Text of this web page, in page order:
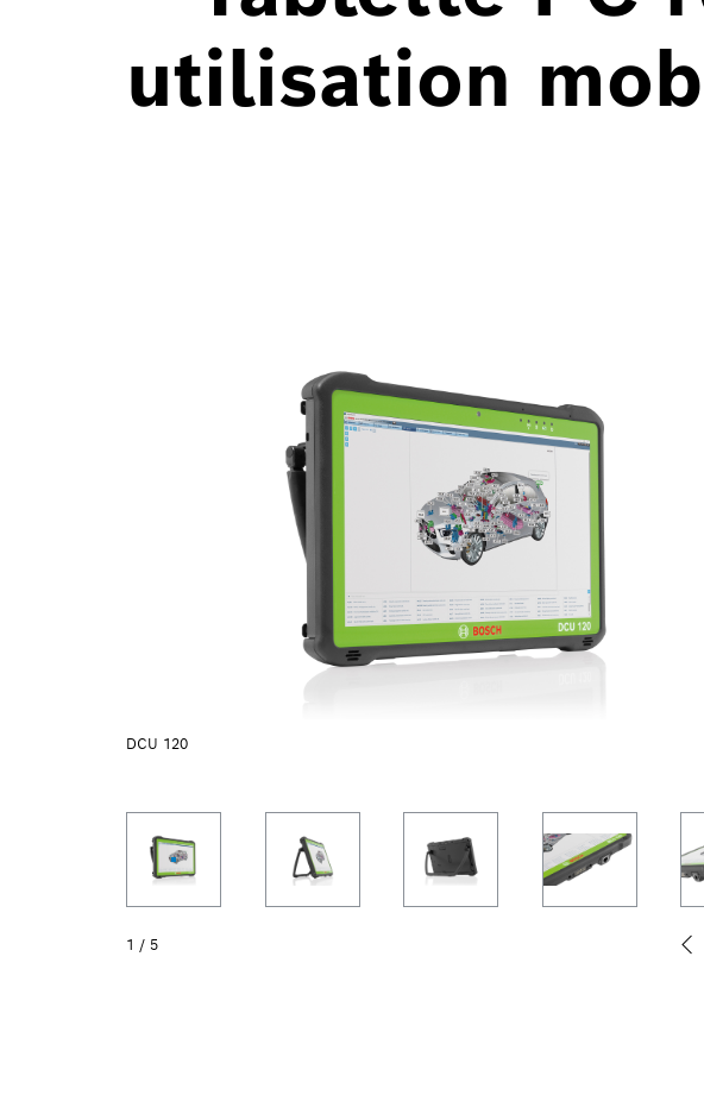
utilisation
DCU 120
1 / 5